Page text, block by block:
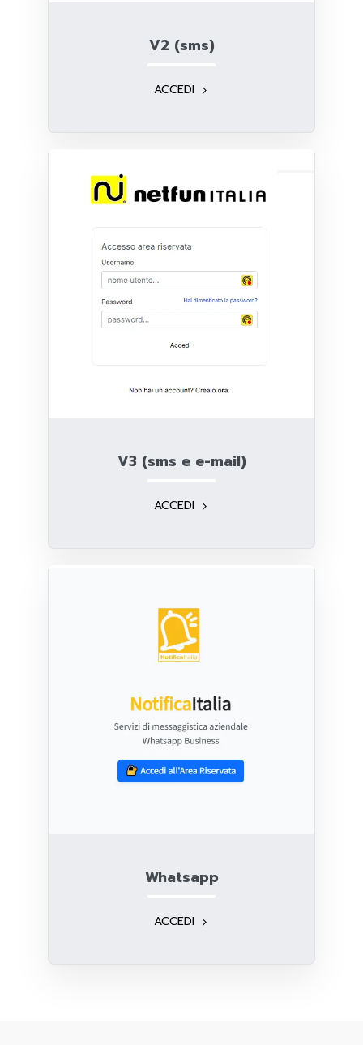
V2 (sms)
ACCEDI
V3 (sms e e-mail)
ACCEDI
Whatsapp
ACCEDI